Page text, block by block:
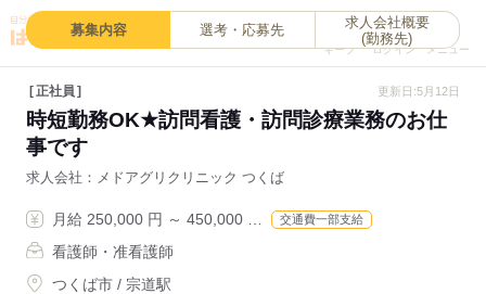
キープ
0
ログイン メニュー
募集内容 選考・応募先
求人会社概要
(勤務先)
正社員 更新日:5月12日
時短勤務OK★訪問看護・訪問診療業務のお仕
事です
求人会社 メドアグリクリニック つくば
月給 250,000 円 ～ 450,000 … 交通費一部支給
看護師・准看護師
つくば市 / 宗道駅